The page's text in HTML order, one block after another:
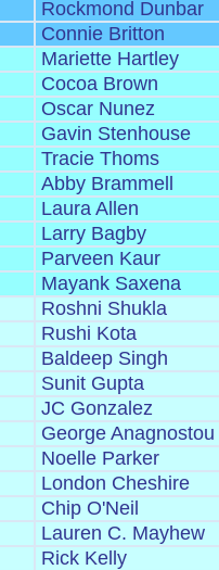
Rockmond Dunbar
Connie Britton
Mariette Hartley
Cocoa Brown
Oscar Nunez
Gavin Stenhouse
Tracie Thoms
Abby Brammell
Laura Allen
Larry Bagby
Parveen Kaur
Mayank Saxena
Roshni Shukla
Rushi Kota
Baldeep Singh
Sunit Gupta
JC Gonzalez
George Anagnostou
Noelle Parker
London Cheshire
Chip O'Neil
Lauren C. Mayhew
Rick Kelly